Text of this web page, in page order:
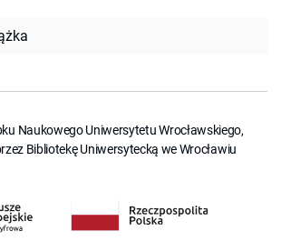
Naukowego Uniwersytetu Wrocławskiego,
Bibliotekę Uniwersytecką we Wrocławiu